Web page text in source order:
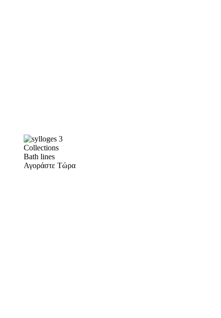
Collections
Bath lines
Αγοράστε Τώρα